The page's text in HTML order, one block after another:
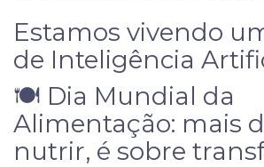
Estamos vivendo
de Inteligência
🍽️ Dia Mundial da
Alimentação: mais
nutrir, é sobre